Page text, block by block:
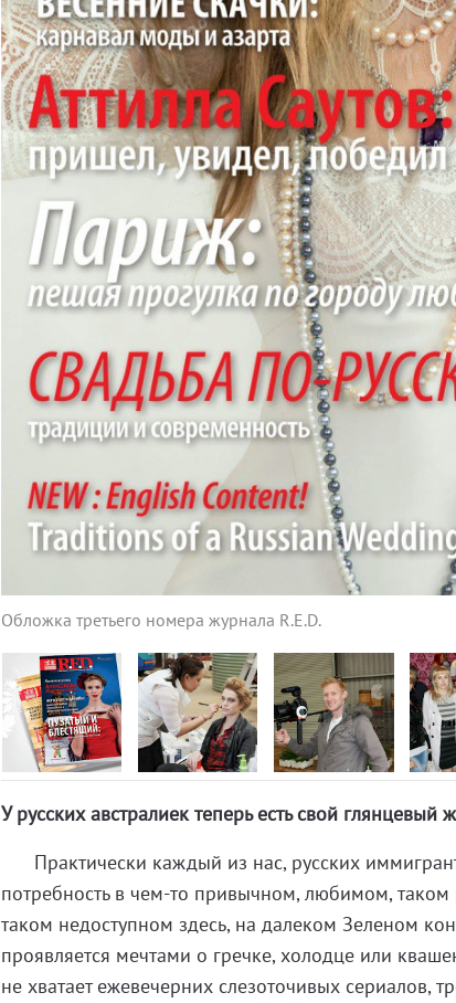
Обложка третьего номера журнала R.E.D.
У русских австралиек теперь есть свой глянцевый
Практически каждый из нас, русских
потребность в чем-то привычном, любимом, таком
таком недоступном здесь, на далеком Зеленом
проявляется мечтами о гречке, холодце или
не хватает ежевечерних слезоточивых сериалов,